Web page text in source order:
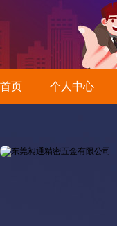
首页 个人中心